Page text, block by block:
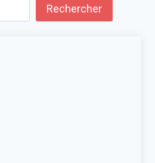
Rechercher